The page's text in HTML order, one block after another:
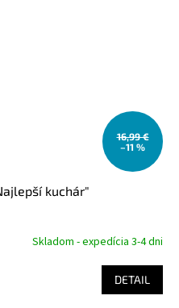
16,99 €
–11 %
kuchár"
Skladom - expedícia 3-4 dni
DETAIL